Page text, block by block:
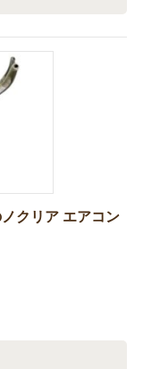
クリア エアコン